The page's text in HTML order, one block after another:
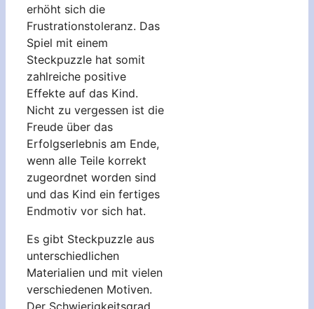
erhöht sich die
Frustrationstoleranz. Das
Spiel mit einem
Steckpuzzle hat somit
zahlreiche positive
Effekte auf das Kind.
Nicht zu vergessen ist die
Freude über das
Erfolgserlebnis am Ende,
wenn alle Teile korrekt
zugeordnet worden sind
und das Kind ein fertiges
Endmotiv vor sich hat.
Es gibt Steckpuzzle aus
unterschiedlichen
Materialien und mit vielen
verschiedenen Motiven.
Der Schwierigkeitsgrad